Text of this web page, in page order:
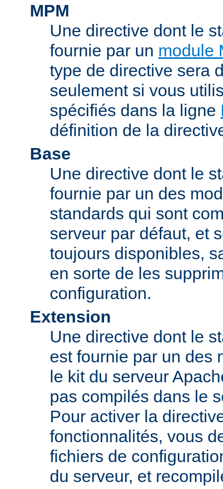
MPM
Une directive dont le
fournie par un module
type de directive sera
seulement si vous
spécifiés dans la ligne
définition de la
Base
Une directive dont le
fournie par un des
standards qui sont
serveur par défaut, et
toujours disponibles,
en sorte de les
configuration.
Extension
Une directive dont le
est fournie par un des
le kit du serveur
pas compilés dans le
Pour activer la
fonctionnalités, vous
fichiers de
du serveur, et